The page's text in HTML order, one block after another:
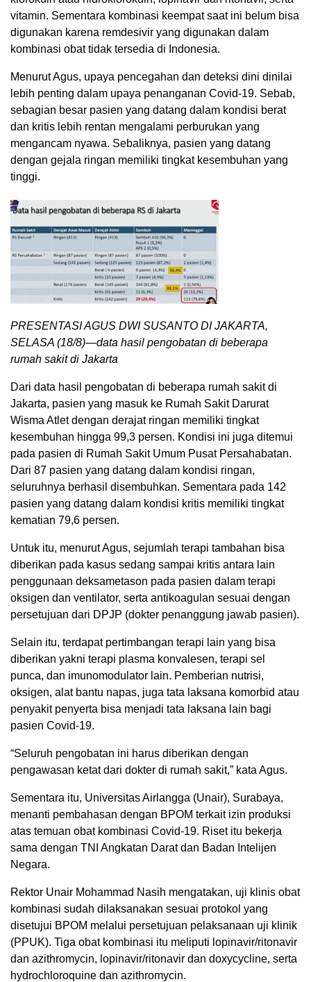
vitamin. Sementara kombinasi keempat saat ini belum bisa
digunakan karena remdesivir yang digunakan dalam
kombinasi obat tidak tersedia di Indonesia.
Menurut Agus, upaya pencegahan dan deteksi dini dinilai
lebih penting dalam upaya penanganan Covid-19. Sebab,
sebagian besar pasien yang datang dalam kondisi berat
dan kritis lebih rentan mengalami perburukan yang
mengancam nyawa. Sebaliknya, pasien yang datang
dengan gejala ringan memiliki tingkat kesembuhan yang
tinggi.
PRESENTASI AGUS DWI SUSANTO DI JAKARTA,
SELASA (18/8)—data hasil pengobatan di beberapa
rumah sakit di Jakarta
Dari data hasil pengobatan di beberapa rumah sakit di
Jakarta, pasien yang masuk ke Rumah Sakit Darurat
Wisma Atlet dengan derajat ringan memiliki tingkat
kesembuhan hingga 99,3 persen. Kondisi ini juga ditemui
pada pasien di Rumah Sakit Umum Pusat Persahabatan.
Dari 87 pasien yang datang dalam kondisi ringan,
seluruhnya berhasil disembuhkan. Sementara pada 142
pasien yang datang dalam kondisi kritis memiliki tingkat
kematian 79,6 persen.
Untuk itu, menurut Agus, sejumlah terapi tambahan bisa
diberikan pada kasus sedang sampai kritis antara lain
penggunaan deksametason pada pasien dalam terapi
oksigen dan ventilator, serta antikoagulan sesuai dengan
persetujuan dari DPJP (dokter penanggung jawab pasien).
Selain itu, terdapat pertimbangan terapi lain yang bisa
diberikan yakni terapi plasma konvalesen, terapi sel
punca, dan imunomodulator lain. Pemberian nutrisi,
oksigen, alat bantu napas, juga tata laksana komorbid atau
penyakit penyerta bisa menjadi tata laksana lain bagi
pasien Covid-19.
“Seluruh pengobatan ini harus diberikan dengan
pengawasan ketat dari dokter di rumah sakit,” kata Agus.
Sementara itu, Universitas Airlangga (Unair), Surabaya,
menanti pembahasan dengan BPOM terkait izin produksi
atas temuan obat kombinasi Covid-19. Riset itu bekerja
sama dengan TNI Angkatan Darat dan Badan Intelijen
Negara.
Rektor Unair Mohammad Nasih mengatakan, uji klinis obat
kombinasi sudah dilaksanakan sesuai protokol yang
disetujui BPOM melalui persetujuan pelaksanaan uji klinik
(PPUK). Tiga obat kombinasi itu meliputi lopinavir/ritonavir
dan azithromycin, lopinavir/ritonavir dan doxycycline, serta
hydrochloroquine dan azithromycin.